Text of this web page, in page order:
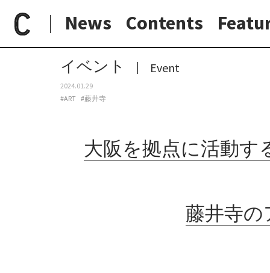
News Contents
日常と現場
paperC 今週のイベント
イベント Event
2024.01.29
#ART #藤井寺
大阪を拠点に活動す
藤井寺の